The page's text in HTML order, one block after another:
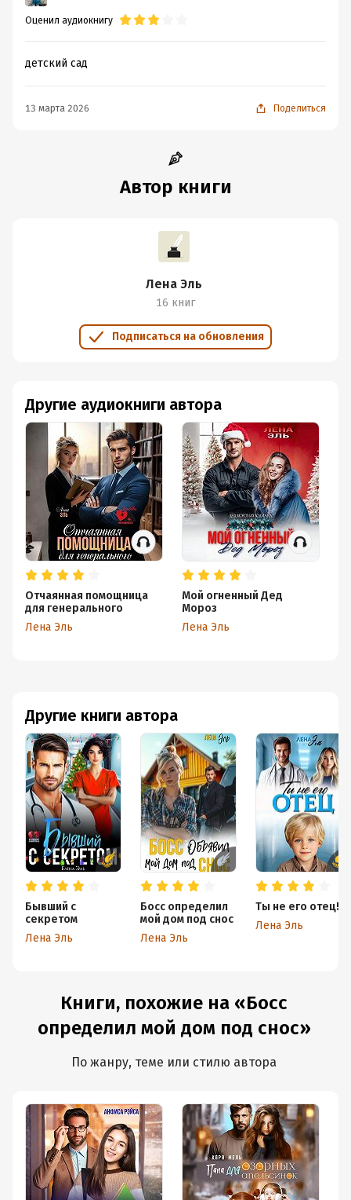
Оценил аудиокнигу
детский сад
13 марта 2026 Поделиться
Автор книги
Лена Эль
16 книг
Подписаться на обновления
Другие книги автора
Бывший с
секретом
Лена Эль
Босс определил
мой дом под снос
Лена Эль
Ты не его отец!
Лена Эль
Другие аудиокниги автора
Отчаянная помощница
для генерального
Лена Эль
Мой огненный Дед
Мороз
Лена Эль
Книги, похожие на «Босс
определил мой дом под снос»
По жанру, теме или стилю автора